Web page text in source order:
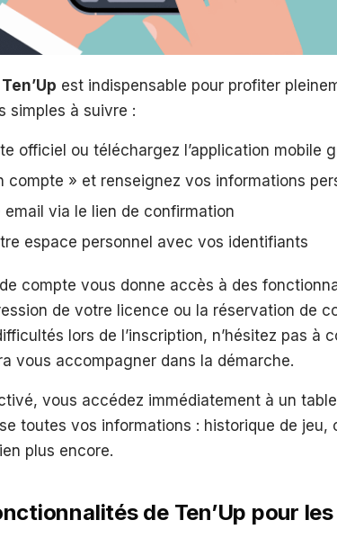
Ten’Up est indispensable pour profiter
simples à suivre :
officiel ou téléchargez l’application mobile
compte » et renseignez vos informations
via le lien de confirmation
espace personnel avec vos identifiants
compte vous donne accès à des
de votre licence ou la réservation de
lors de l’inscription, n’hésitez pas à
vous accompagner dans la démarche.
vous accédez immédiatement à un
toutes vos informations : historique de jeu,
plus encore.
de Ten’Up pour les